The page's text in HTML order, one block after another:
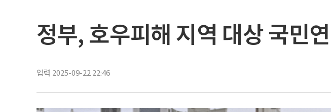
정부, 호우피해 지역 대상 국민
입력 2025-09-22 22:46